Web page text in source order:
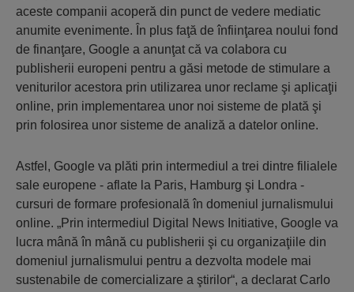
aceste companii acoperă din punct de vedere mediatic
anumite evenimente. În plus faţă de înfiinţarea noului fond
de finanţare, Google a anunţat că va colabora cu
publisherii europeni pentru a găsi metode de stimulare a
veniturilor acestora prin utilizarea unor reclame şi aplicaţii
online, prin implementarea unor noi sisteme de plată şi
prin folosirea unor sisteme de analiză a datelor online.
Astfel, Google va plăti prin intermediul a trei dintre filialele
sale europene - aflate la Paris, Hamburg şi Londra -
cursuri de formare profesională în domeniul jurnalismului
online. „Prin intermediul Digital News Initiative, Google va
lucra mână în mână cu publisherii şi cu organizaţiile din
domeniul jurnalismului pentru a dezvolta modele mai
sustenabile de comercializare a ştirilor“, a declarat Carlo